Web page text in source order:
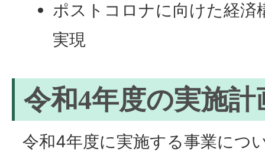
ポストコロナに向けた経済
実現
令和4年度の実施計
令和4年度に実施する事業につ